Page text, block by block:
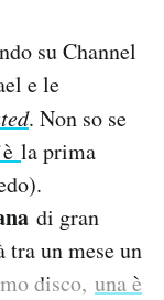
su Channel
e le
. Non so se
la prima
di gran
un mese un
disco, una è